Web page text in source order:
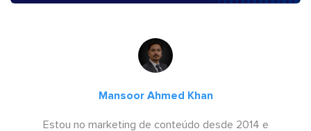
Mansoor Ahmed Khan
Estou no marketing de conteúdo desde 2014 e